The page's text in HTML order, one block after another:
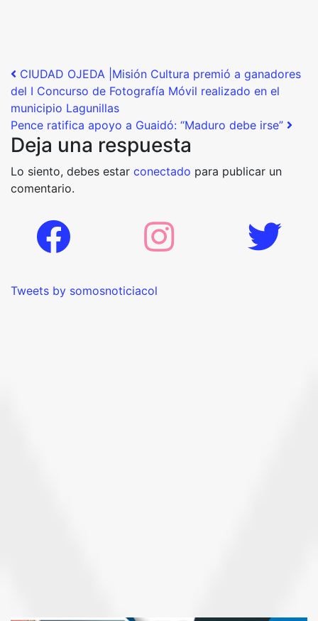
Post navigation
CIUDAD OJEDA |Misión Cultura premió a ganadores
del I Concurso de Fotografía Móvil realizado en el
municipio Lagunillas
Pence ratifica apoyo a Guaidó: “Maduro debe irse”
Deja una respuesta
Lo siento, debes estar conectado para publicar un
comentario.
Tweets by somosnoticiacol